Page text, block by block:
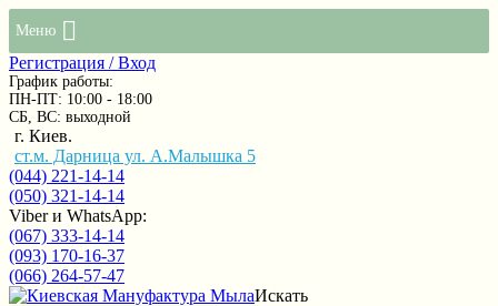
Меню
Регистрация / Вход
График работы:
ПН-ПТ: 10:00 - 18:00
СБ, ВС: выходной
г. Киев.
ст.м. Дарница ул. А.Малышка 5
(044) 221-14-14
(050) 321-14-14
Viber и WhatsApp:
(067) 333-14-14
(093) 170-16-37
(066) 264-57-47
Искать